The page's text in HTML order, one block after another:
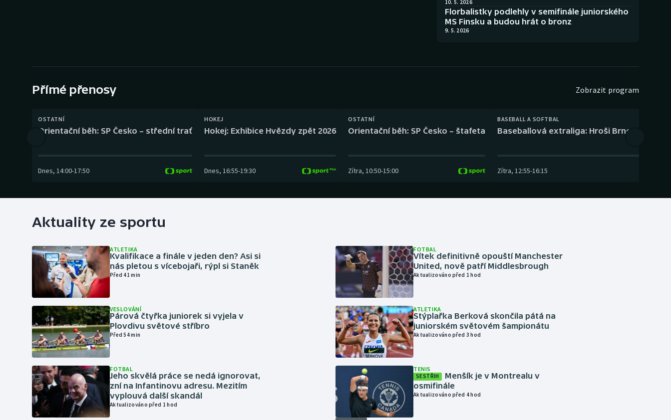
10. 5. 2026
Florbalistky podlehly v semifinále juniorského
MS Finsku a budou hrát o bronz
9. 5. 2026
Přímé přenosy Zobrazit program
OSTATNÍ
Orientační běh: SP Česko – střední trať
Dnes, 14:00-17:50
HOKEJ
Hokej: Exhibice Hvězdy zpět 2026
Dnes, 16:55-19:30
OSTATNÍ
Orientační běh: SP Česko – štafeta
Zítra, 10:50-15:00
BASEBALL A SOFTBAL
Baseballová extraliga: Hroši Brno – Eagles
Zítra, 12:55-16:15
Aktuality ze sportu
ATLETIKA
Kvalifikace a finále v jeden den? Asi si
nás pletou s vícebojaři, rýpl si Staněk
Před 41 min
VESLOVÁNÍ
Párová čtyřka juniorek si vyjela v
Plovdivu světové stříbro
Před 54 min
FOTBAL
Jeho skvělá práce se nedá ignorovat,
zní na Infantinovu adresu. Mezitím
vyplouvá další skandál
Aktualizováno před 1 hod
FOTBAL
Vítek definitivně opouští Manchester
United, nově patří Middlesbrough
Aktualizováno před 1 hod
ATLETIKA
Stýplařka Berková skončila pátá na
juniorském světovém šampionátu
Aktualizováno před 3 hod
TENIS
SESTŘIH
Menšík je v Montrealu v
osmifinále
Aktualizováno před 4 hod